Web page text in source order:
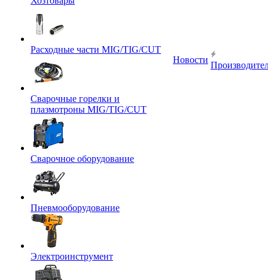
Расходные части MIG/TIG/CUT
Сварочные горелки и
плазмотроны MIG/TIG/CUT
Сварочное оборудование
Пневмооборудование
Электроинструмент
Новости